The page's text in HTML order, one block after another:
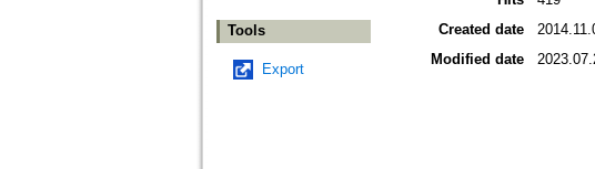
Tools
Export
Created date
Modified date